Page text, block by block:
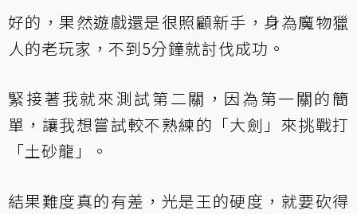
好的，果然遊戲還是很照顧新手，身為魔物獵
人的老玩家，不到5分鐘就討伐成功。
緊接著我就來測試第二關，因為第一關的簡
單，讓我想嘗試較不熟練的「大劍」來挑戰打
「土砂龍」。
結果難度真的有差，光是王的硬度，就要砍得